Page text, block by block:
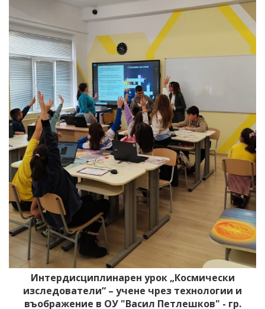
Интердисциплинарен урок „Космически
изследователи“ – учене чрез технологии и
въображение в ОУ "Васил Петлешков" - гр.